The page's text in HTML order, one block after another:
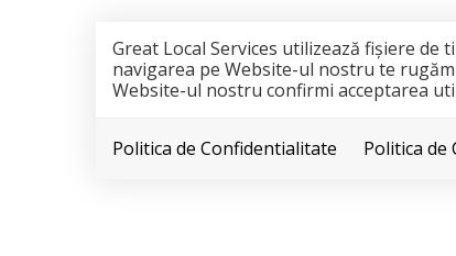
Great Local Services utilizează fişiere
navigarea pe Website-ul nostru te
Website-ul nostru confirmi acceptarea
Politica de Confidentialitate Politica de